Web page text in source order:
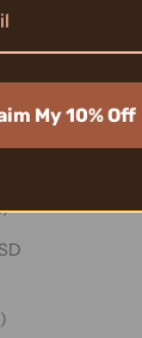
My 10% Off